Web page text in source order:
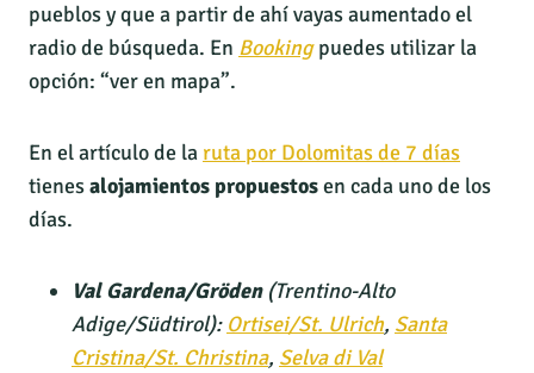
pueblos y que a partir de ahí vayas aumentado el
radio de búsqueda. En Bookingpuedes utilizar la
opción: “ver en mapa”.
En el artículo de la ruta por Dolomitas de 7 días
tienesalojamientos propuestosen cada uno de los
días.
Val Gardena/Gröden(Trentino-Alto
Adige/Südtirol): Ortisei/St. Ulrich, Santa
Cristina/St. Christina, Selva di Val